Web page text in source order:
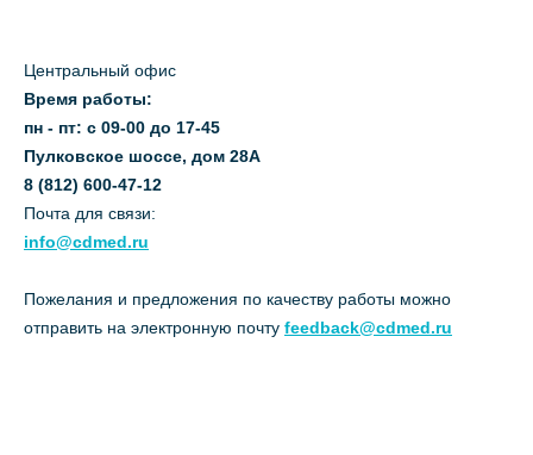
Центральный офис
Время работы:
пн - пт: с 09-00 до 17-45
Пулковское шоссе, дом 28А
8 (812) 600-47-12
Почта для связи:
info@cdmed.ru
Пожелания и предложения по качеству работы можно
отправить на электронную почту feedback@cdmed.ru